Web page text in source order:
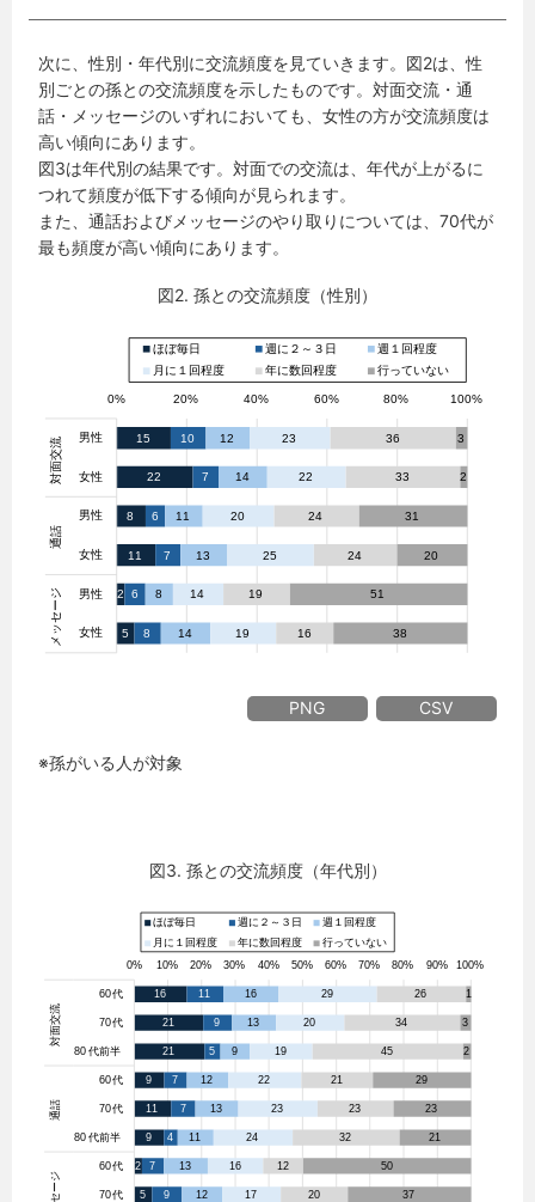
次に、性別・年代別に交流頻度を見ていきます。図2は、性
別ごとの孫との交流頻度を示したものです。対面交流・通
話・メッセージのいずれにおいても、女性の方が交流頻度は
高い傾向にあります。
図3は年代別の結果です。対面での交流は、年代が上がるに
つれて頻度が低下する傾向が見られます。
また、通話およびメッセージのやり取りについては、70代が
最も頻度が高い傾向にあります。
図2. 孫との交流頻度（性別）
PNG CSV
※孫がいる人が対象
図3. 孫との交流頻度（年代別）